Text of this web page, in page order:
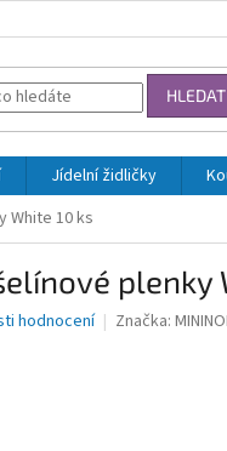
HLEDAT
Jídelní židličky
White 10 ks
plenky
hodnocení Značka: